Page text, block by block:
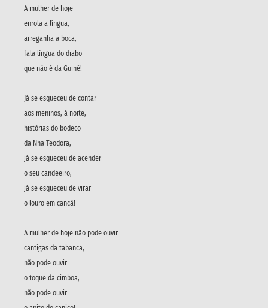
A mulher de hoje
enrola a língua,
arreganha a boca,
fala língua do diabo
que não é da Guiné!
Já se esqueceu de contar
aos meninos, à noite,
histórias do bodeco
da Nha Teodora,
já se esqueceu de acender
o seu candeeiro,
já se esqueceu de virar
o louro em cancã!
A mulher de hoje não pode ouvir
cantigas da tabanca,
não pode ouvir
o toque da cimboa,
não pode ouvir